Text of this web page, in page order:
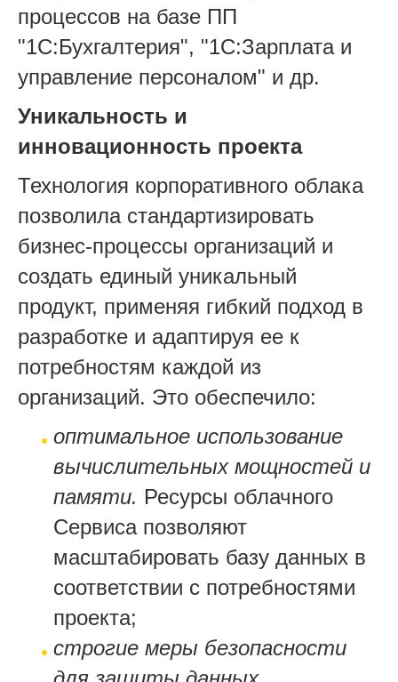
процессов на базе ПП
"1С:Бухгалтерия", "1С:Зарплата и
управление персоналом" и др.
Уникальность и
инновационность проекта
Технология корпоративного облака
позволила стандартизировать
бизнес-процессы организаций и
создать единый уникальный
продукт, применяя гибкий подход в
разработке и адаптируя ее к
потребностям каждой из
организаций. Это обеспечило:
оптимальное использование
вычислительных мощностей и
памяти. Ресурсы облачного
Сервиса позволяют
масштабировать базу данных в
соответствии с потребностями
проекта;
строгие меры безопасности